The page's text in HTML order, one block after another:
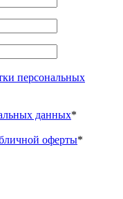
персональных
данных*
оферты*